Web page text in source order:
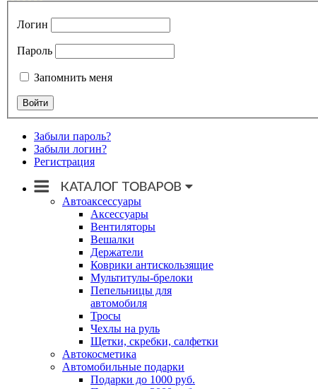
Логин
Пароль
Запомнить меня
Забыли пароль?
Забыли логин?
Регистрация
Автоаксессуары
Аксессуары
Вентиляторы
Вешалки
Держатели
Коврики антискользящие
Мультитулы-брелоки
Пепельницы для
автомобиля
Тросы
Чехлы на руль
Щетки, скребки, салфетки
Автокосметика
Автомобильные подарки
Подарки до 1000 руб.